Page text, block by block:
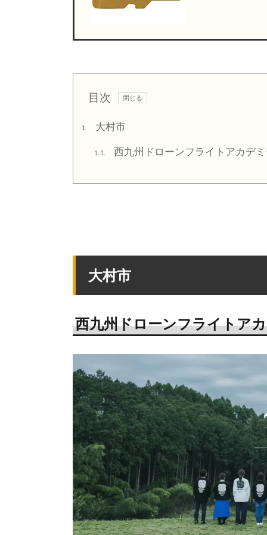
目次
1. 大村市
1.1. 西九州ドローンフライトアカデ
大村市
西九州ドローンフライトア